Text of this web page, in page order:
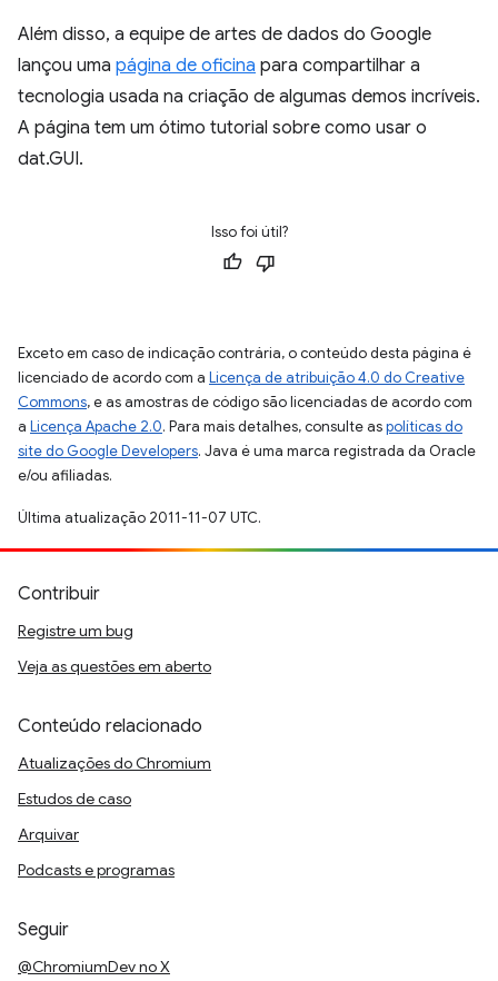
Além disso, a equipe de artes de dados do Google
lançou uma página de oficina para compartilhar a
tecnologia usada na criação de algumas demos incríveis.
A página tem um ótimo tutorial sobre como usar o
dat.GUI.
Isso foi útil?
Exceto em caso de indicação contrária, o conteúdo desta página é
licenciado de acordo com a Licença de atribuição 4.0 do Creative
Commons, e as amostras de código são licenciadas de acordo com
a Licença Apache 2.0. Para mais detalhes, consulte aspolíticas do
site do Google Developers. Java é uma marca registrada da Oracle
e/ou afiliadas.
Última atualização 2011-11-07 UTC.
Contribuir
Registre um bug
Veja as questões em aberto
Conteúdo relacionado
Atualizações do Chromium
Estudos de caso
Arquivar
Podcasts e programas
Seguir
@ChromiumDev no X